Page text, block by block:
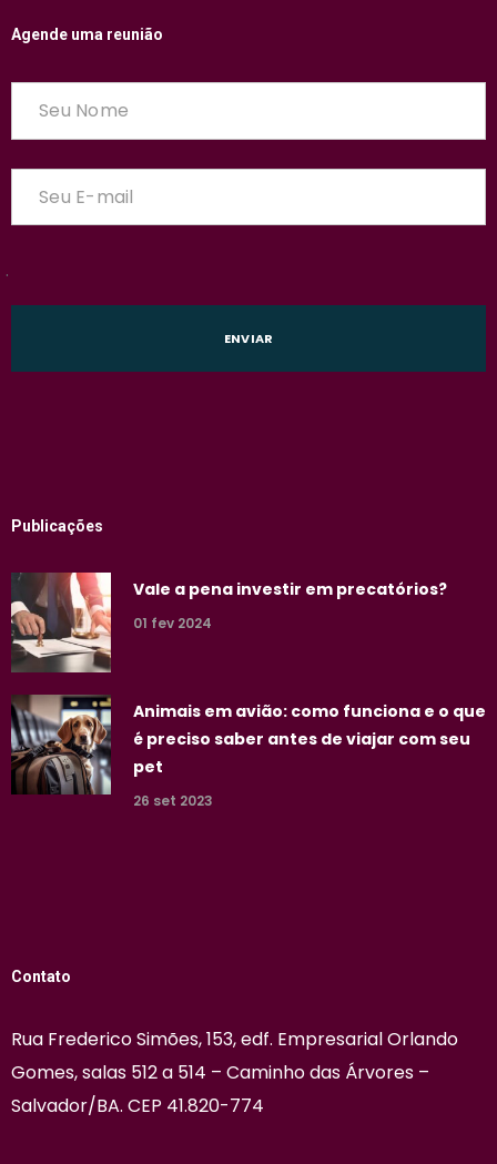
Agende uma reunião
.
Publicações
Vale a pena investir em precatórios?
01 fev 2024
Animais em avião: como funciona e o que
é preciso saber antes de viajar com seu
pet
26 set 2023
Contato
Rua Frederico Simões, 153, edf. Empresarial Orlando
Gomes, salas 512 a 514 – Caminho das Árvores –
Salvador/BA. CEP 41.820-774